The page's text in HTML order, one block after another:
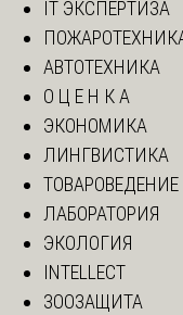
IT ЭКСПЕРТИЗА
АВТОТЕХНИКА
О Ц Е Н К А
ЭКОНОМИКА
ЛИНГВИСТИКА
ТОВАРОВЕДЕНИЕ
ЛАБОРАТОРИЯ
ЭКОЛОГИЯ
INTELLECT
ЗООЗАЩИТА